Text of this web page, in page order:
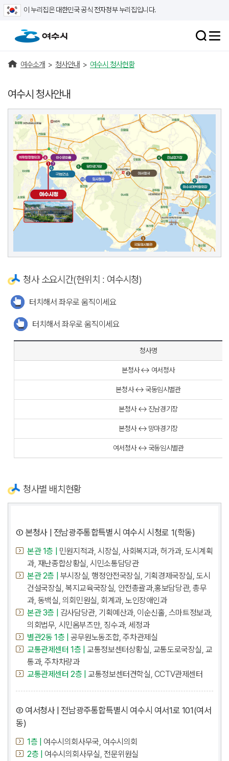
이 누리집은 대한민국 공식 전자정부 누리집입니다.
여수소개 > 청사안내 > 여수시 청사현황
여수시 청사안내
청사 소요시간(현위치 : 여수시청)
터치해서 좌우로 움직이세요
터치해서 좌우로 움직이세요
청사명
본청사 ↔ 여서청사
본청사 ↔ 국동임시별관
본청사 ↔ 진남경기장
본청사 ↔ 망마경기장
여서청사 ↔ 국동임시별관
청사별 배치현황
① 본청사 | 전남광주통합특별시 여수시 시청로 1(학동)
본관 1층 |
민원지적과, 시장실, 사회복지과, 허가과, 도시계획
과, 재난종합상황실, 시민소통담당관
본관 2층 |
부시장실, 행정안전국장실, 기획경제국장실, 도시
건설국장실, 복지교육국장실, 안전총괄과,홍보담당관, 총무
과, 동백실, 의회민원실, 회계과, 노인장애인과
본관 3층 |
감사담당관, 기획예산과, 이순신홀, 스마트정보과,
의회법무, 시민옴부즈만, 징수과, 세정과
별관2동 1층 |
공무원노동조합, 주차관제실
교통관제센터 1층 |
교통정보센터상황실, 교통도로국장실, 교
통과, 주차차량과
교통관제센터 2층 |
교통정보센터견학실, CCTV관제센터
② 여서청사 | 전남광주통합특별시 여수시 여서1로 101(여서
동)
1층 |
여수시의회사무국, 여수시의회
2층 |
여수시의회사무실, 전문위원실